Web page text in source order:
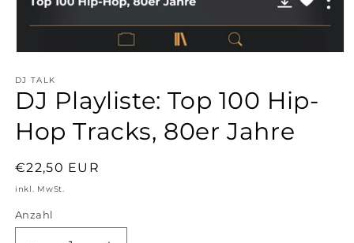
in
Modal
öffnen
DJ TALK
DJ Playliste: Top 100 Hip-
Hop Tracks, 80er Jahre
Normaler
Preis
€22,50 EUR
inkl. MwSt.
Anzahl